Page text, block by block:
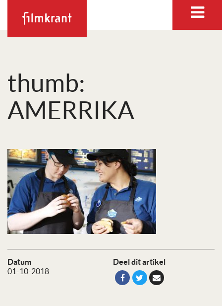
thumb:
AMERRIKA
Datum
01-10-2018
Deel dit artikel